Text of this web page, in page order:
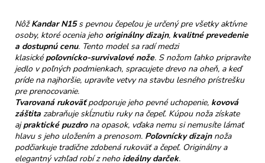
NôžKandar N15s pevnou čepeľou je určený pre všetky aktívne
osoby, ktoré ocenia jeho originálny dizajn, kvalitné prevedenie
a dostupnú cenu. Tento model sa radí medzi
klasicképoľovnícko-survivalové nože. S nožom ľahko pripravíte
jedlo v poľných podmienkach, spracujete drevo na oheň, a keď
príde na najhoršie, upravíte vetvy na stavbu lesného prístrešku
pre prenocovanie.
Tvarovaná rukoväťpodporuje jeho pevné uchopenie, kovová
záštita zabraňuje skĺznutiu ruky na čepeľ. Kúpou noža získate
ajpraktické puzdrona opasok, vďaka nemu si nemusíte lámať
hlavu s jeho uložením a prenosom. Poľovnícky dizajnnoža
podčiarkuje tradične zdobená rukoväť a čepeľ. Originálny a
elegantný vzhľad robí z neho ideálny darček.
32%
KEŠU
&
MALINY
€3,50